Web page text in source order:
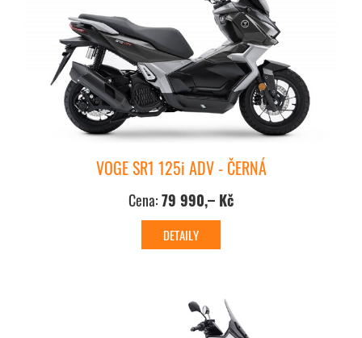
VOGE SR1 125i ADV - ČERNÁ
Cena:79 990,– Kč